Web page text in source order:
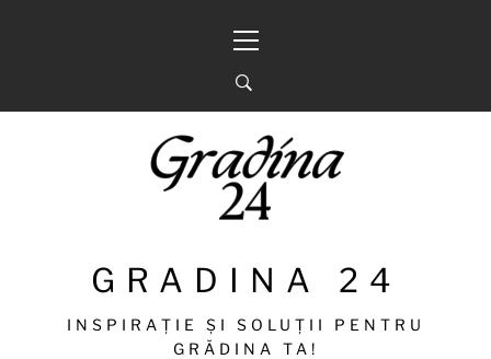
principal
GRADINA 24
INSPIRAȚIE ȘI SOLUȚII PENTRU
GRĂDINA TA!